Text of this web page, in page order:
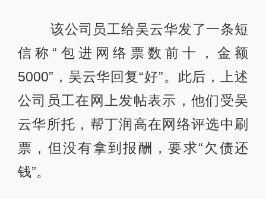
该公司员工给吴云华发了一条短
信称“包进网络票数前十，金额
5000”，吴云华回复“好”。此后，上述
公司员工在网上发帖表示，他们受吴
云华所托，帮丁润高在网络评选中刷
票，但没有拿到报酬，要求“欠债还
钱”。